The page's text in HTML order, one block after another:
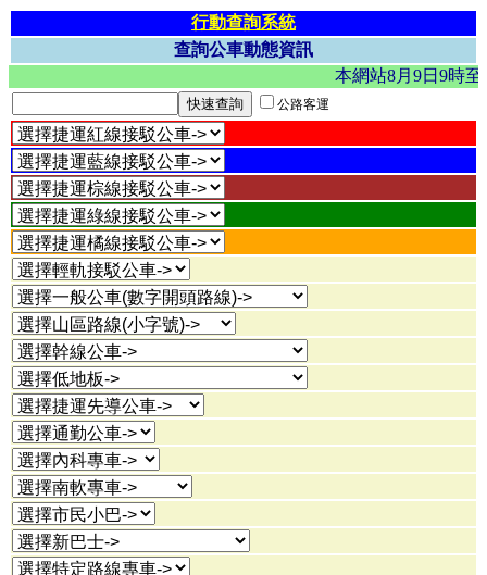
行動查詢系統
查詢公車動態資訊
本網站8月9日9
公路客運